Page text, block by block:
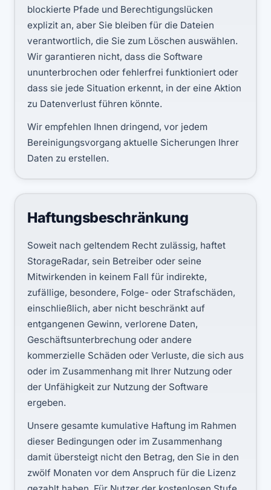
blockierte Pfade und Berechtigungslücken
explizit an, aber Sie bleiben für die Dateien
verantwortlich, die Sie zum Löschen auswählen.
Wir garantieren nicht, dass die Software
ununterbrochen oder fehlerfrei funktioniert oder
dass sie jede Situation erkennt, in der eine Aktion
zu Datenverlust führen könnte.
Wir empfehlen Ihnen dringend, vor jedem
Bereinigungsvorgang aktuelle Sicherungen Ihrer
Daten zu erstellen.
Haftungsbeschränkung
Soweit nach geltendem Recht zulässig, haftet
StorageRadar, sein Betreiber oder seine
Mitwirkenden in keinem Fall für indirekte,
zufällige, besondere, Folge- oder Strafschäden,
einschließlich, aber nicht beschränkt auf
entgangenen Gewinn, verlorene Daten,
Geschäftsunterbrechung oder andere
kommerzielle Schäden oder Verluste, die sich aus
oder im Zusammenhang mit Ihrer Nutzung oder
der Unfähigkeit zur Nutzung der Software
ergeben.
Unsere gesamte kumulative Haftung im Rahmen
dieser Bedingungen oder im Zusammenhang
damit übersteigt nicht den Betrag, den Sie in den
zwölf Monaten vor dem Anspruch für die Lizenz